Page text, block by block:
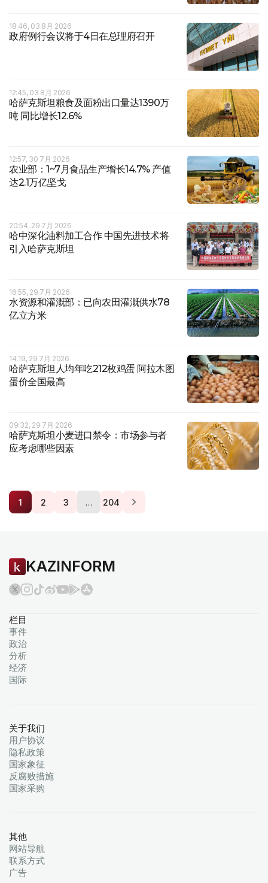
18:46, 03 8月 2026
政府例行会议将于4日在总理府召开
12:45, 03 8月 2026
哈萨克斯坦粮食及面粉出口量达1390万
吨 同比增长12.6%
12:57, 30 7月 2026
农业部：1~7月食品生产增长14.7% 产值
达2.1万亿坚戈
20:54, 29 7月 2026
哈中深化油料加工合作 中国先进技术将
引入哈萨克斯坦
16:55, 29 7月 2026
水资源和灌溉部：已向农田灌溉供水78
亿立方米
14:19, 29 7月 2026
哈萨克斯坦人均年吃212枚鸡蛋 阿拉木图
蛋价全国最高
09:32, 29 7月 2026
哈萨克斯坦小麦进口禁令：市场参与者
应考虑哪些因素
1 2 3 … 204
KAZINFORM
栏目
事件
政治
分析
经济
国际
关于我们
用户协议
隐私政策
国家象征
反腐败措施
国家采购
其他
网站导航
联系方式
广告